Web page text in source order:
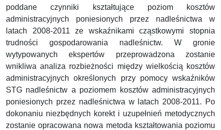
poddane czynniki kształtujące poziom kosztów
administracyjnych poniesionych przez nadleśnictwa w
latach 2008-2011 ze wskaźnikami cząstkowymi stopnia
trudności gospodarowania nadleśnictw. W gronie
wytypowanych ekspertów przeprowadzona zostanie
wnikliwa analiza rozbieżności między wielkością kosztów
administracyjnych określonych przy pomocy wskaźników
STG nadleśnictw a poziomem kosztów administracyjnych
poniesionych przez nadleśnictwa w latach 2008-2011. Po
dokonaniu niezbędnych korekt i uzupełnień metodycznych
zostanie opracowana nowa metoda kształtowania poziomu